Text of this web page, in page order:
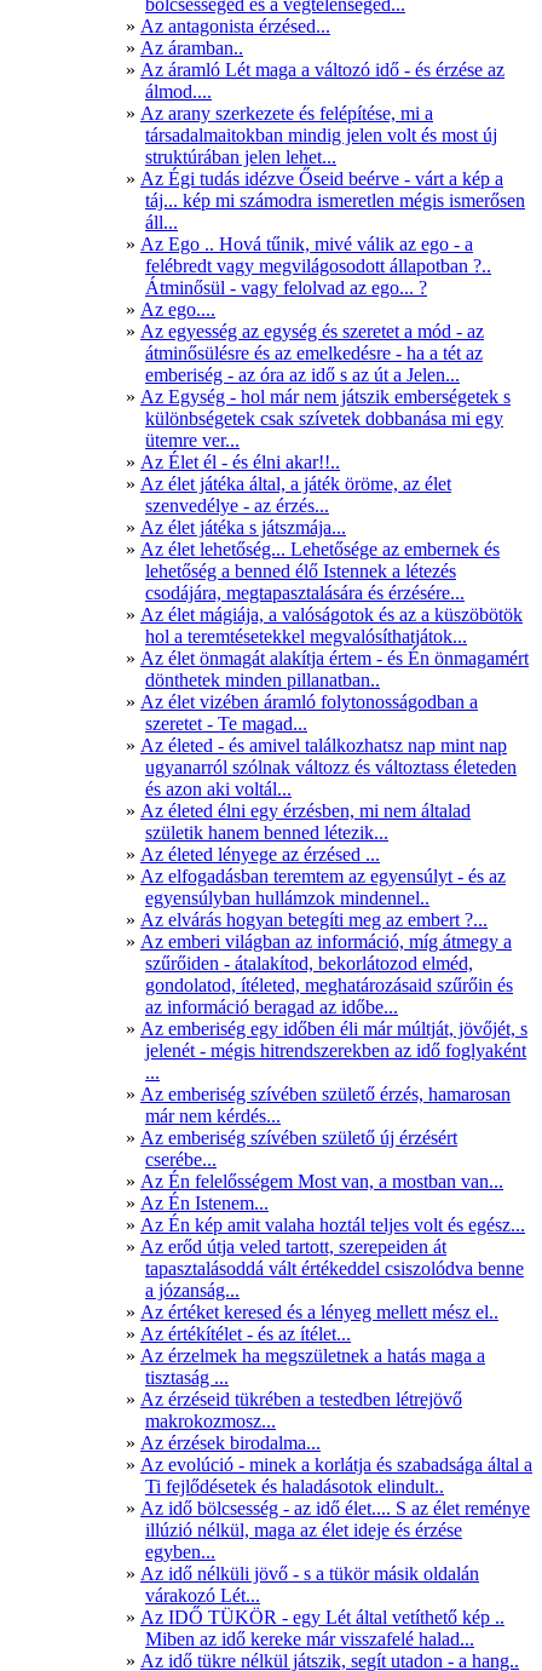
Az antagonista érzésed...
Az áramban..
Az áramló Lét maga a változó idő - és érzése az
álmod....
Az arany szerkezete és felépítése, mi a
társadalmaitokban mindig jelen volt és most új
struktúrában jelen lehet...
Az Égi tudás idézve Őseid beérve - várt a kép a
táj... kép mi számodra ismeretlen mégis ismerősen
áll...
Az Ego .. Hová tűnik, mivé válik az ego - a
felébredt vagy megvilágosodott állapotban ?..
Átminősül - vagy felolvad az ego... ?
Az ego....
Az egyesség az egység és szeretet a mód - az
átminősülésre és az emelkedésre - ha a tét az
emberiség - az óra az idő s az út a Jelen...
Az Egység - hol már nem játszik emberségetek s
különbségetek csak szívetek dobbanása mi egy
ütemre ver...
Az Élet él - és élni akar!!..
Az élet játéka által, a játék öröme, az élet
szenvedélye - az érzés...
Az élet játéka s játszmája...
Az élet lehetőség... Lehetősége az embernek és
lehetőség a benned élő Istennek a létezés
csodájára, megtapasztalására és érzésére...
Az élet mágiája, a valóságotok és az a küszöbötök
hol a teremtésetekkel megvalósíthatjátok...
Az élet önmagát alakítja értem - és Én önmagamért
dönthetek minden pillanatban..
Az élet vizében áramló folytonosságodban a
szeretet - Te magad...
Az életed - és amivel találkozhatsz nap mint nap
ugyanarról szólnak változz és változtass életeden
és azon aki voltál...
Az életed élni egy érzésben, mi nem általad
születik hanem benned létezik...
Az életed lényege az érzésed ...
Az elfogadásban teremtem az egyensúlyt - és az
egyensúlyban hullámzok mindennel..
Az elvárás hogyan betegíti meg az embert ?...
Az emberi világban az információ, míg átmegy a
szűrőiden - átalakítod, bekorlátozod elméd,
gondolatod, ítéleted, meghatározásaid szűrőin és
az információ beragad az időbe...
Az emberiség egy időben éli már múltját, jövőjét, s
jelenét - mégis hitrendszerekben az idő foglyaként
...
Az emberiség szívében születő érzés, hamarosan
már nem kérdés...
Az emberiség szívében születő új érzésért
cserébe...
Az Én felelősségem Most van, a mostban van...
Az Én Istenem...
Az Én kép amit valaha hoztál teljes volt és egész...
Az erőd útja veled tartott, szerepeiden át
tapasztalásoddá vált értékeddel csiszolódva benne
a józanság...
Az értéket keresed és a lényeg mellett mész el..
Az értékítélet - és az ítélet...
Az érzelmek ha megszületnek a hatás maga a
tisztaság ...
Az érzéseid tükrében a testedben létrejövő
makrokozmosz...
Az érzések birodalma...
Az evolúció - minek a korlátja és szabadsága által a
Ti fejlődésetek és haladásotok elindult..
Az idő bölcsesség - az idő élet.... S az élet reménye
illúzió nélkül, maga az élet ideje és érzése
egyben...
Az idő nélküli jövő - s a tükör másik oldalán
várakozó Lét...
Az IDŐ TÜKÖR - egy Lét által vetíthető kép ..
Miben az idő kereke már visszafelé halad...
Az idő tükre nélkül játszik, segít utadon - a hang..